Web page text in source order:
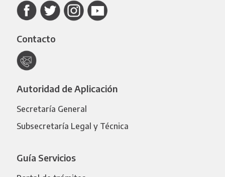
Contacto
Autoridad de Aplicación
Secretaría General
Subsecretaría Legal y Técnica
Guía Servicios